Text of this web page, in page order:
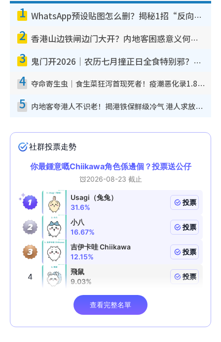
1 WhatsApp预设贴图怎么删？揭秘1招“反向操作”还原简洁界面 附3步实测教程
2 香港山边铁闸边门大开？内地客困惑意义何在！网友神回复：这种叫法理性防御
3 鬼门开2026｜农历七月撞正日全食特别邪？专家警告切忌做一事！揭4大禁忌+2招保平安
4 夺命寄生虫｜食生菜狂泻首现死者！疫潮恶化录1.8万宗病例 揭洗菜3大谬误
5 内地客夸港人不识老！揭港铁保鲜级冷气 港人求放过：别投诉